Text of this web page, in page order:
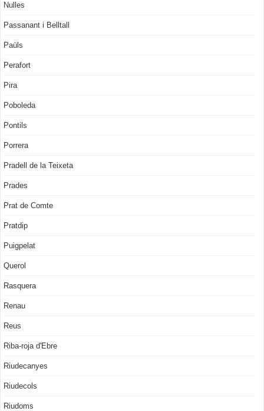
Nulles
Passanant i Belltall
Paüls
Perafort
Pira
Poboleda
Pontils
Porrera
Pradell de la Teixeta
Prades
Prat de Comte
Pratdip
Puigpelat
Querol
Rasquera
Renau
Reus
Riba-roja d'Ebre
Riudecanyes
Riudecols
Riudoms